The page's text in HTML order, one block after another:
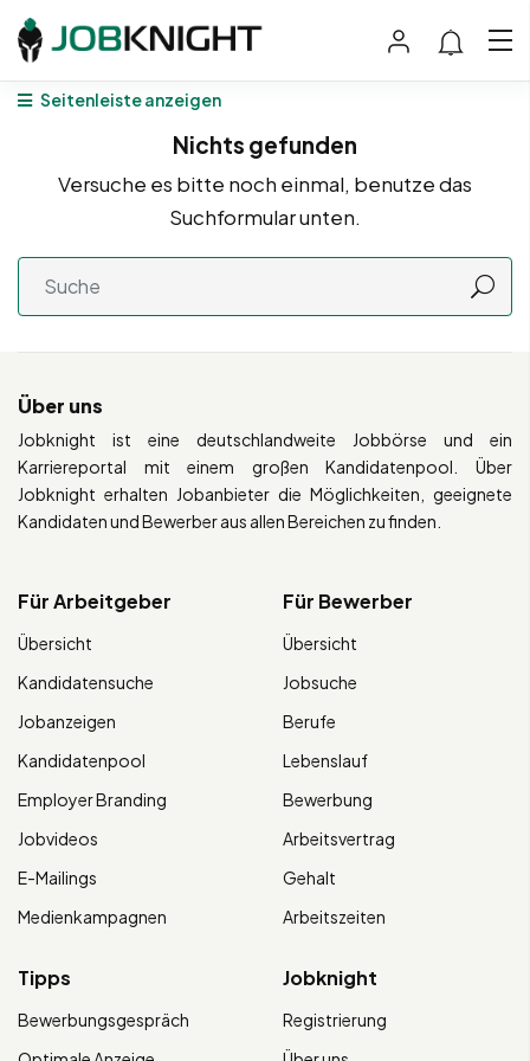
Seitenleiste anzeigen
Nichts gefunden
Versuche es bitte noch einmal, benutze das
Suchformular unten.
Über uns
Jobknight ist eine deutschlandweite Jobbörse und ein
Karriereportal mit einem großen Kandidatenpool. Über
Jobknight erhalten Jobanbieter die Möglichkeiten, geeignete
Kandidaten und Bewerber aus allen Bereichen zu finden.
Für Arbeitgeber
Übersicht
Kandidatensuche
Jobanzeigen
Kandidatenpool
Employer Branding
Jobvideos
E-Mailings
Medienkampagnen
Für Bewerber
Übersicht
Jobsuche
Berufe
Lebenslauf
Bewerbung
Arbeitsvertrag
Gehalt
Arbeitszeiten
Tipps
Bewerbungsgespräch
Jobknight
Registrierung